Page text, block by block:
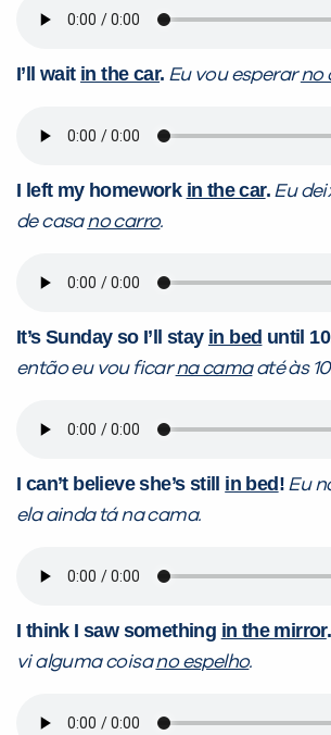
I’ll wait in the car. Eu vou esperarno
I left my homework in the car. Eu
de casano carro.
It’s Sunday so I’ll stay in bed until
então eu vou ficarna camaaté às
I can’t believe she’s still in bed ! Eu
ela ainda tá na cama.
I think I saw something in the mirror.
vi alguma coisano espelho.